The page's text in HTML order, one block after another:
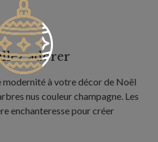
adorer
modernité à votre décor de Noël
nus couleur champagne. Les
enchanteresse pour créer